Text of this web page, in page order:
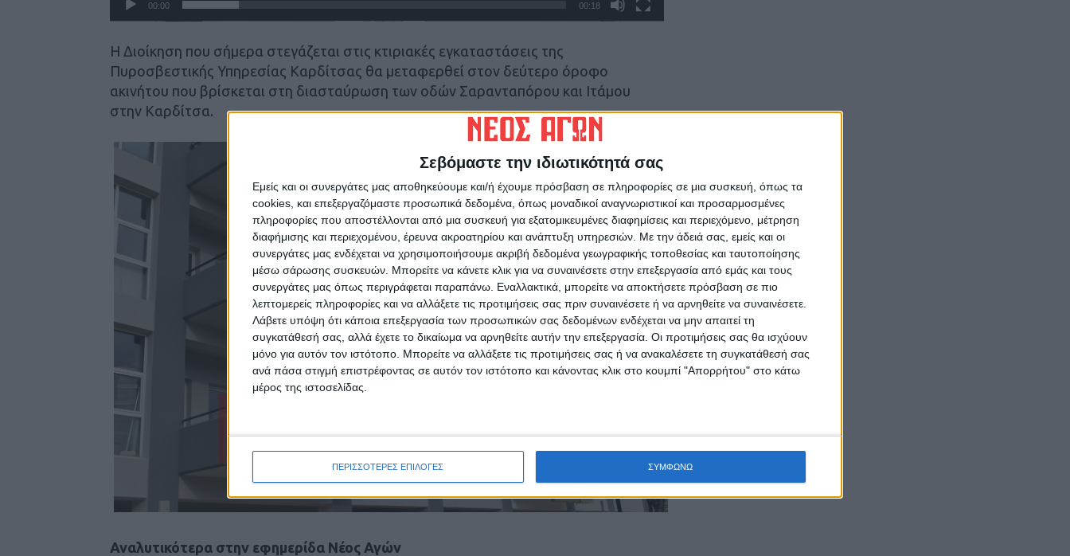
Σεβόμαστε την ιδιωτικότητά σας
Εμείς και οι συνεργάτες μας αποθηκεύουμε και/ή έχουμε πρόσβαση σε πληροφορίες σε μια συσκευή, όπως τα
cookies, και επεξεργαζόμαστε προσωπικά δεδομένα, όπως μοναδικοί αναγνωριστικοί και προσαρμοσμένες
πληροφορίες που αποστέλλονται από μια συσκευή για εξατομικευμένες διαφημίσεις και περιεχόμενο, μέτρηση
διαφήμισης και περιεχομένου, έρευνα ακροατηρίου και ανάπτυξη υπηρεσιών. Με την άδειά σας, εμείς και οι
συνεργάτες μας ενδέχεται να χρησιμοποιήσουμε ακριβή δεδομένα γεωγραφικής τοποθεσίας και ταυτοποίησης
μέσω σάρωσης συσκευών. Μπορείτε να κάνετε κλικ για να συναινέσετε στην επεξεργασία από εμάς και τους
συνεργάτες μας όπως περιγράφεται παραπάνω. Εναλλακτικά, μπορείτε να αποκτήσετε πρόσβαση σε πιο
λεπτομερείς πληροφορίες και να αλλάξετε τις προτιμήσεις σας πριν συναινέσετε ή να αρνηθείτε να συναινέσετε.
Λάβετε υπόψη ότι κάποια επεξεργασία των προσωπικών σας δεδομένων ενδέχεται να μην απαιτεί τη
συγκατάθεσή σας, αλλά έχετε το δικαίωμα να αρνηθείτε αυτήν την επεξεργασία. Οι προτιμήσεις σας θα ισχύουν
μόνο για αυτόν τον ιστότοπο. Μπορείτε να αλλάξετε τις προτιμήσεις σας ή να ανακαλέσετε τη συγκατάθεσή σας
ανά πάσα στιγμή επιστρέφοντας σε αυτόν τον ιστότοπο και κάνοντας κλικ στο κουμπί "Απορρήτου" στο κάτω
μέρος της ιστοσελίδας.
ΠΕΡΙΣΣΟΤΕΡΕΣ ΕΠΙΛΟΓΕΣ ΣΥΜΦΩΝΩ
00:00 00:18
Η Διοίκηση που σήμερα στεγάζεται στις κτιριακές εγκαταστάσεις της
Πυροσβεστικής Υπηρεσίας Καρδίτσας θα μεταφερθεί στον δεύτερο όροφο
ακινήτου που βρίσκεται στη διασταύρωση των οδών Σαρανταπόρου και Ιτάμου
στην Καρδίτσα.
Αναλυτικότερα στην εφημερίδα Νέος Αγών